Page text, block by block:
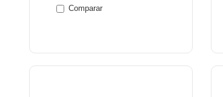
Comparar